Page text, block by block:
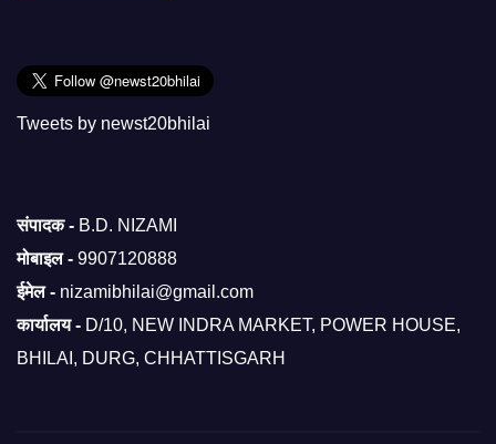
Tweets by newst20bhilai
संपादक - B.D. NIZAMI
मोबाइल - 9907120888
ईमेल - nizamibhilai@gmail.com
कार्यालय - D/10, NEW INDRA MARKET, POWER HOUSE,
BHILAI, DURG, CHHATTISGARH